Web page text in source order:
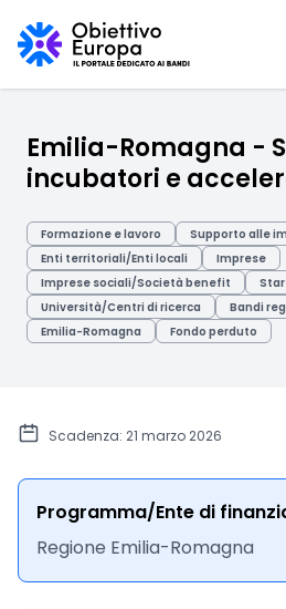
Emilia-Romagna -
incubatori e
Formazione e lavoro Supporto alle
Enti territoriali/Enti locali
Imprese
Imprese sociali/Società benefit
Università/Centri di ricerca
Bandi
Emilia-Romagna
Fondo perduto
Scadenza: 21 marzo 2026
Programma/Ente di
Regione Emilia-Romagna